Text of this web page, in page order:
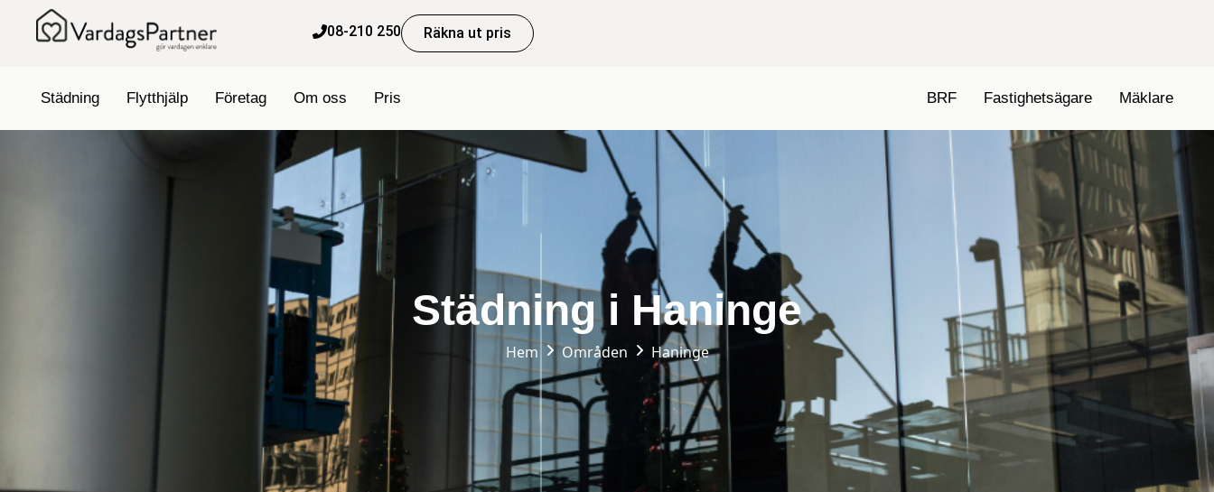
content
08-210 250 Räkna ut pris
Städning Flytthjälp Företag Om oss Pris BRF Fastighetsägare Mäklare
Städning i Haninge
Hem Områden Haninge